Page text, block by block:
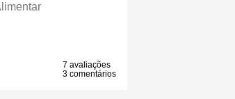
7 avaliações
3 comentários